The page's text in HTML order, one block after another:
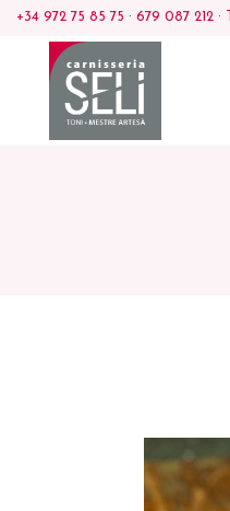
+34 972 75 85 75 · 679 087 212 ·